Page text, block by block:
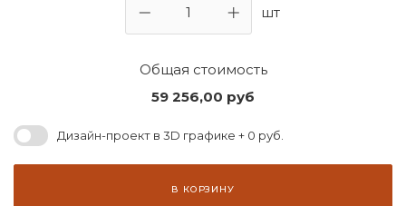
шт
Общая стоимость
59 256,00 руб
Дизайн-проект в 3D графике + 0 руб.
В КОРЗИНУ